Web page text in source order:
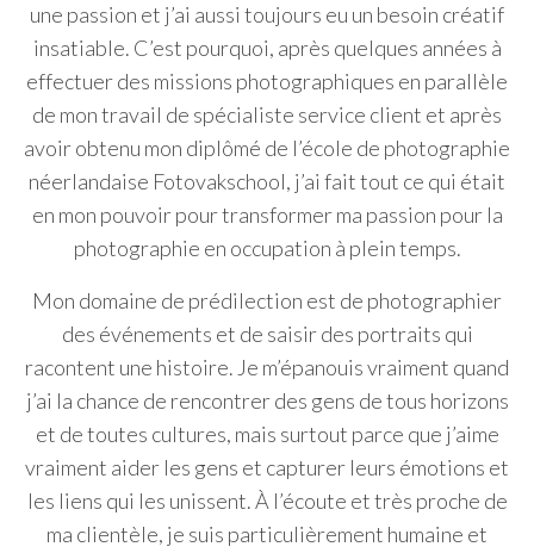
une passion et j’ai aussi toujours eu un besoin créatif
insatiable. C’est pourquoi, après quelques années à
effectuer des missions photographiques en parallèle
de mon travail de spécialiste service client et après
avoir obtenu mon diplômé de l’école de photographie
néerlandaise Fotovakschool, j’ai fait tout ce qui était
en mon pouvoir pour transformer ma passion pour la
photographie en occupation à plein temps.
Mon domaine de prédilection est de photographier
des événements et de saisir des portraits qui
racontent une histoire. Je m’épanouis vraiment quand
j’ai la chance de rencontrer des gens de tous horizons
et de toutes cultures, mais surtout parce que j’aime
vraiment aider les gens et capturer leurs émotions et
les liens qui les unissent. À l’écoute et très proche de
ma clientèle, je suis particulièrement humaine et